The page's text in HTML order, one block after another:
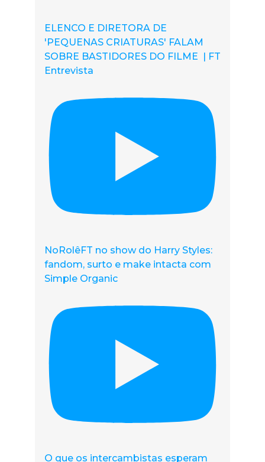
ELENCO E DIRETORA DE
'PEQUENAS CRIATURAS' FALAM
SOBRE BASTIDORES DO FILME | FT
Entrevista
NoRolêFT no show do Harry Styles:
fandom, surto e make intacta com
Simple Organic
O que os intercambistas esperam